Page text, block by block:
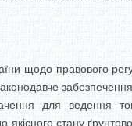
щодо правового
для ведення
стану